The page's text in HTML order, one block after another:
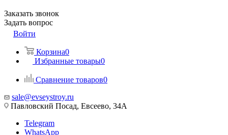
Заказать звонок
Задать вопрос
Войти
Корзина0
Избранные товары0
Сравнение товаров0
sale@evseystroy.ru
Павловский Посад, Евсеево, 34А
Telegram
WhatsApp